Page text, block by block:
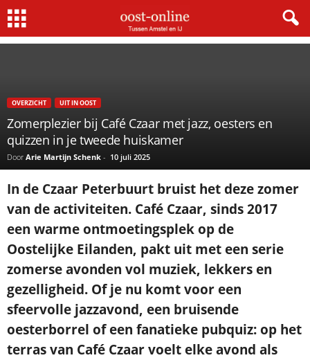
Home Zomerplezier bij Café Czaar met jazz, oesters en quizzen in je tweede...
OVERZICHT UIT IN OOST
Zomerplezier bij Café Czaar met jazz, oesters en
quizzen in je tweede huiskamer
Door Arie Martijn Schenk - 10 juli 2025
In de Czaar Peterbuurt bruist het deze zomer
van de activiteiten. Café Czaar, sinds 2017
een warme ontmoetingsplek op de
Oostelijke Eilanden, pakt uit met een serie
zomerse avonden vol muziek, lekkers en
gezelligheid. Of je nu komt voor een
sfeervolle jazzavond, een bruisende
oesterborrel of een fanatieke pubquiz: op het
terras van Café Czaar voelt elke avond als